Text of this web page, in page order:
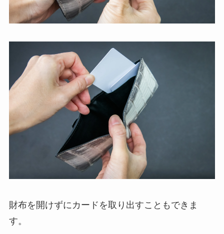
財布を開けずにカードを取り出すこともできま
す。